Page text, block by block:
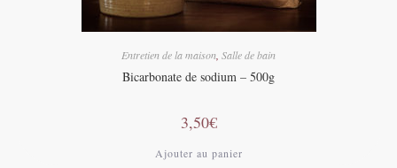
Entretien de la maison Salle de bain
Bicarbonate de sodium – 500g
3,50€
Ajouter au panier